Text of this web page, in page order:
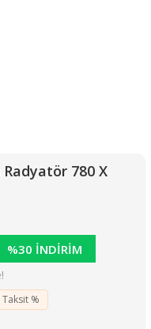
780 X
%30 İNDİRİM
%